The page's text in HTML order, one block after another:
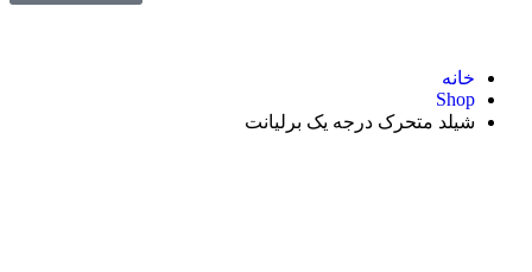
خانه
Shop
شیلد متحرک درجه یک برلیانت